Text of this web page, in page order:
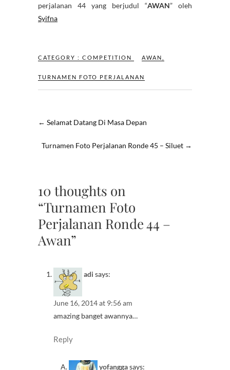
perjalanan 44 yang berjudul “AWAN” oleh
Syifna
CATEGORY : COMPETITION AWAN
TURNAMEN FOTO PERJALANAN
← Selamat Datang Di Masa Depan
Turnamen Foto Perjalanan Ronde 45 – Siluet →
10 thoughts on
“Turnamen Foto
Perjalanan Ronde 44 –
Awan”
adi says:
June 16, 2014 at 9:56 am
amazing banget awannya…
Reply
yofanggasays: